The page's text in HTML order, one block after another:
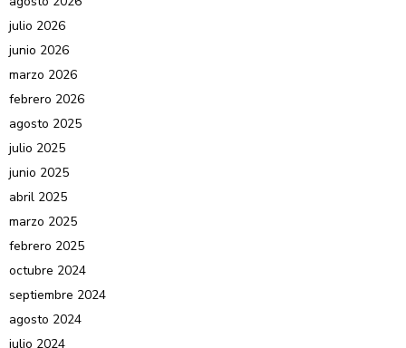
julio 2026
junio 2026
marzo 2026
febrero 2026
agosto 2025
julio 2025
junio 2025
abril 2025
marzo 2025
febrero 2025
octubre 2024
septiembre 2024
agosto 2024
julio 2024